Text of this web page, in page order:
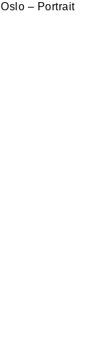
Oslo – Portrait